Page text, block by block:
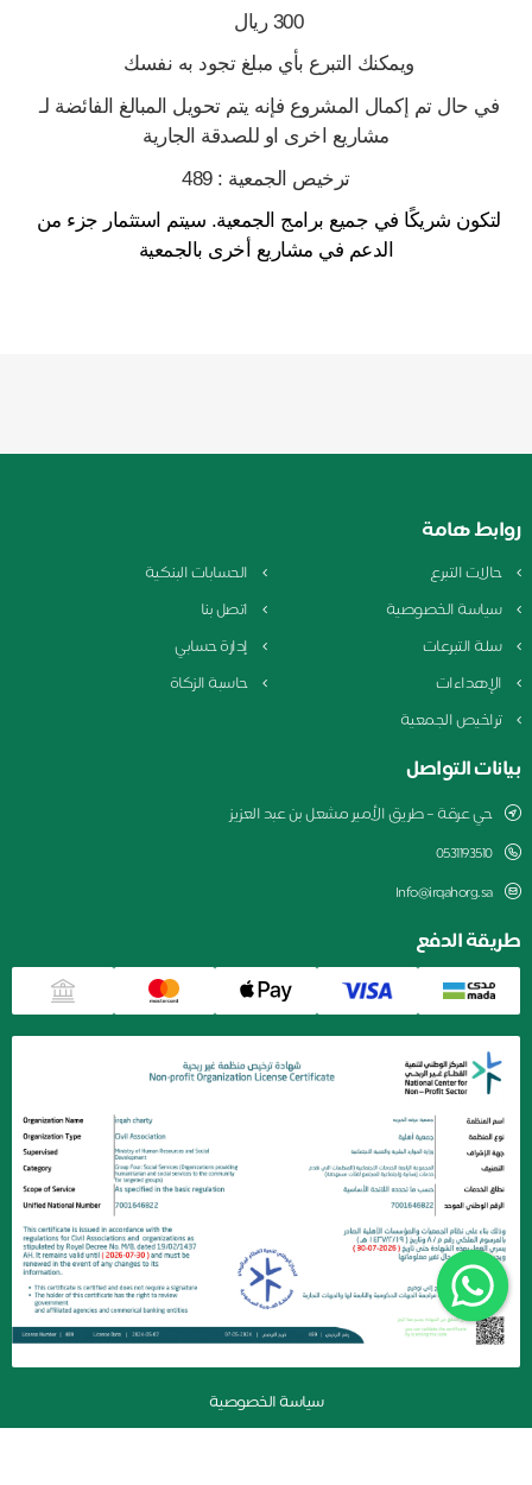
300 ريال
ويمكنك التبرع بأي مبلغ تجود به نفسك
مشاريع اخرى او للصدقة الجارية
ترخيص الجمعية : 489
الدعم في مشاريع أخرى بالجمعية
روابط هامة
حالات التبرع
الحسابات البنكية
سياسة الخصوصية
اتصل بنا
سلة التبرعات
إدارة حسابي
الإهداءات
حاسبة الزكاة
تراخيص الجمعية
بيانات التواصل
حي عرقة – طريق الأمير مشعل بن عبد العزيز
0531193510
Info@irqahorg.sa
طريقة الدفع
سياسة الخصوصية